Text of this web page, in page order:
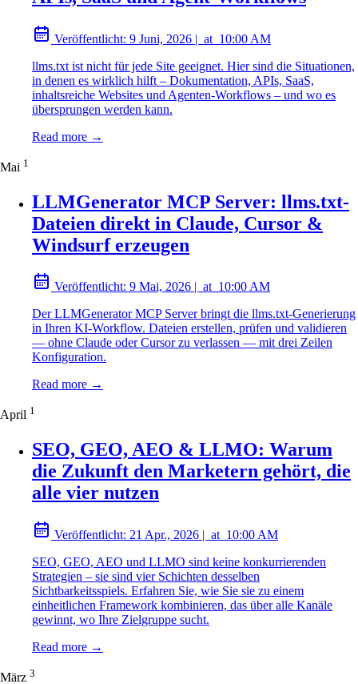
Veröffentlicht: 9 Juni, 2026 | at 10:00 AM
llms.txt ist nicht für jede Site geeignet. Hier sind die Situationen,
in denen es wirklich hilft – Dokumentation, APIs, SaaS,
inhaltsreiche Websites und Agenten-Workflows – und wo es
übersprungen werden kann.
Read more →
Mai 1
LLMGenerator MCP Server: llms.txt-
Dateien direkt in Claude, Cursor &
Windsurf erzeugen
Veröffentlicht: 9 Mai, 2026 | at 10:00 AM
Der LLMGenerator MCP Server bringt die llms.txt-Generierung
in Ihren KI-Workflow. Dateien erstellen, prüfen und validieren
— ohne Claude oder Cursor zu verlassen — mit drei Zeilen
Konfiguration.
Read more →
April 1
SEO, GEO, AEO & LLMO: Warum
die Zukunft den Marketern gehört, die
alle vier nutzen
Veröffentlicht: 21 Apr., 2026 | at 10:00 AM
SEO, GEO, AEO und LLMO sind keine konkurrierenden
Strategien – sie sind vier Schichten desselben
Sichtbarkeitsspiels. Erfahren Sie, wie Sie sie zu einem
einheitlichen Framework kombinieren, das über alle Kanäle
gewinnt, wo Ihre Zielgruppe sucht.
Read more →
März 3